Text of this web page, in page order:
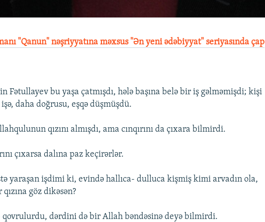
"Qanun" nəşriyyatına məxsus "Ən yeni ədəbiyyat" seriyasında çap
Fətullayev bu yaşa çatmışdı, hələ başına belə bir iş gəlməmişdi; kişi
daha doğrusu, eşqə düşmüşdü.
qızını almışdı, ama cınqırını da çıxara bilmirdi.
çıxarsa dalına paz keçirərlər.
yaraşan işdimi ki, evində hallıca- dulluca kişmiş kimi arvadın ola,
göz dikəsən?
qovrulurdu, dərdini də bir Allah bəndəsinə deyə bilmirdi.